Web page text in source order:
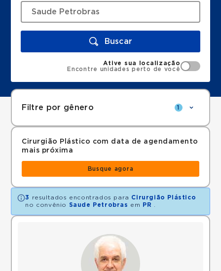
Buscar
Ative sua localização
Encontre unidades perto de você
Filtre por gênero 1
Cirurgião Plástico com data de agendamento
mais próxima
Busque agora
3 resultados encontrados para Cirurgião Plástico
no convênio
Saude Petrobras em PR